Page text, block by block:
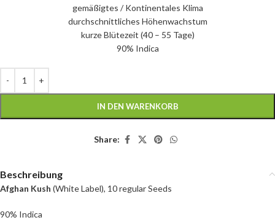
gemäßigtes / Kontinentales Klima
durchschnittliches Höhenwachstum
kurze Blütezeit (40 – 55 Tage)
90% Indica
IN DEN WARENKORB
Share:
Beschreibung
Afghan Kush (White Label), 10 regular Seeds
90% Indica